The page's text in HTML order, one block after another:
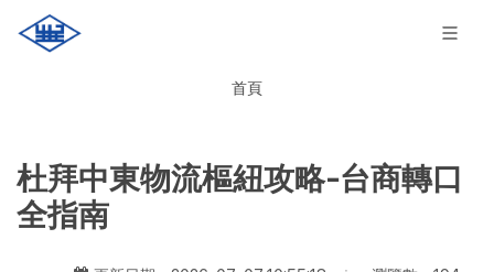
首頁
杜拜中東物流樞紐攻略-台商轉口
全指南